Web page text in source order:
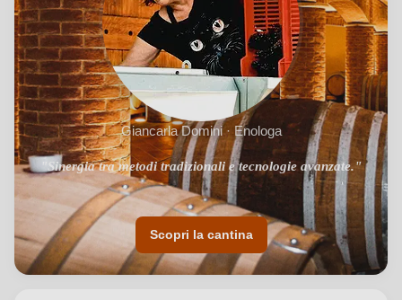
Giancarla Domini · Enologa
"Sinergia tra metodi tradizionali e tecnologie avanzate."
"Situata nel cuore del Monferrato."
Scopri la cantina